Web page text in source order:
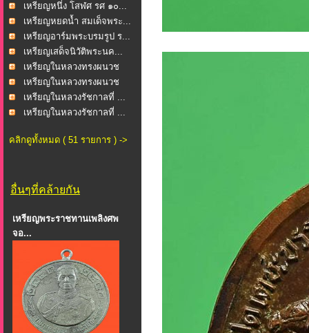
เหรียญหนึ่ง โสฬศ รศ ๑๐...
เหรียญหยดน้ำ สมเด็จพระ...
เหรียญอาร์มพระบรมรูป ร...
เหรียญเสด็จนิวัติพระนค...
เหรียญในหลวงทรงผนวช
“ภ...
เหรียญในหลวงทรงผนวช
“ภ...
เหรียญในหลวงรัชกาลที่ ...
เหรียญในหลวงรัชกาลที่ ...
คลิกดูทั้งหมด ( 51 รายการ ) ->
อื่นๆที่คล้ายกัน
เหรียญพระราชทานเพลิงศพ
จอ...